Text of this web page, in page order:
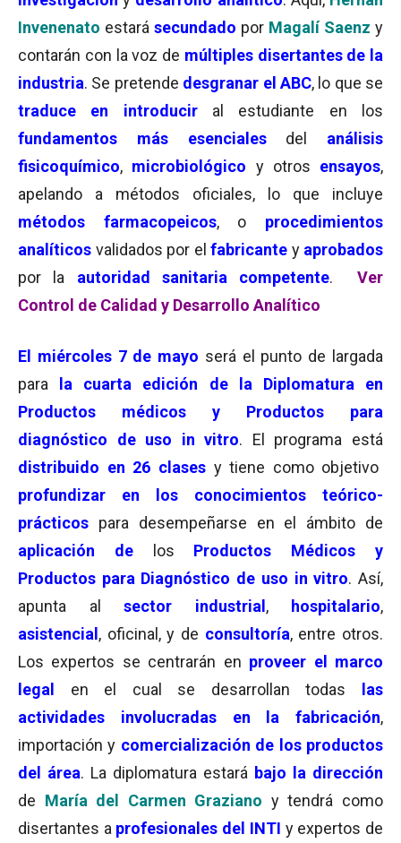
Invenenato estará secundado por Magalí Saenz y
contarán con la voz de múltiples disertantes de la
industria. Se pretende desgranar el ABC, lo que se
traduce en
introducir
al estudiante en los
fundamentos
más esencialesdel análisis
fisicoquímico, microbiológico y otros ensayos,
apelando a métodos oficiales, lo que incluye
métodos farmacopeicos, o procedimientos
analíticos validados por el fabricante y aprobados
por la autoridad sanitaria competente.
Ver
Control de Calidad y Desarrollo Analítico
El miércoles 7 de mayo será el punto de largada
para la cuarta edición de la Diplomatura en
Productos médicos y Productos para
diagnóstico de uso in vitro. El programa está
distribuido en 26 clasesy tiene como objetivo
profundizar en los conocimientos teórico-
prácticos para desempeñarse en el ámbito de
aplicación de
los Productos Médicos y
Productos para Diagnóstico de uso in vitro. Así,
apunta al sector industrial , hospitalario,
asistencial , oficinal, y de consultoría, entre otros.
Los expertos se centrarán en proveer el marco
legal
en el cual se desarrollan todas las
actividades involucradas en la fabricación,
importación y comercialización de los productos
del área. La diplomatura estará bajo la dirección
de María del Carmen Graziano y tendrá como
disertantes a profesionales del INTI y expertos de